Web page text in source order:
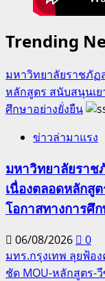
Trending
มหาวิทยาลัยราชภั
หลักสูตร สนับสนุนเย
ศึกษาอย่างยั่งยืน
ข่าวล่ามาแรง
มหาวิทยาลัยรา
เนื่องตลอดหลักสู
โอกาสทางการศึ
06/08/2026
0
มทร.กรุงเทพ ลุยฟ้อ
ชัด MOU-หลักสูตร